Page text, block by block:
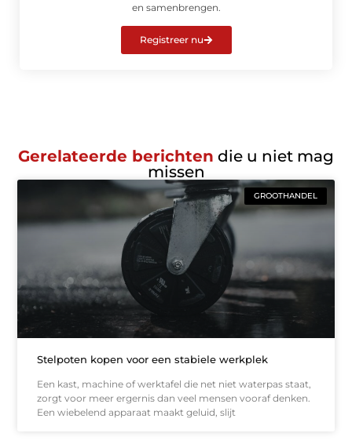
en samenbrengen.
Registreer nu
Gerelateerde berichten die u niet mag
missen
GROOTHANDEL
Stelpoten kopen voor een stabiele werkplek
Een kast, machine of werktafel die net niet waterpas staat,
zorgt voor meer ergernis dan veel mensen vooraf denken.
Een wiebelend apparaat maakt geluid, slijt